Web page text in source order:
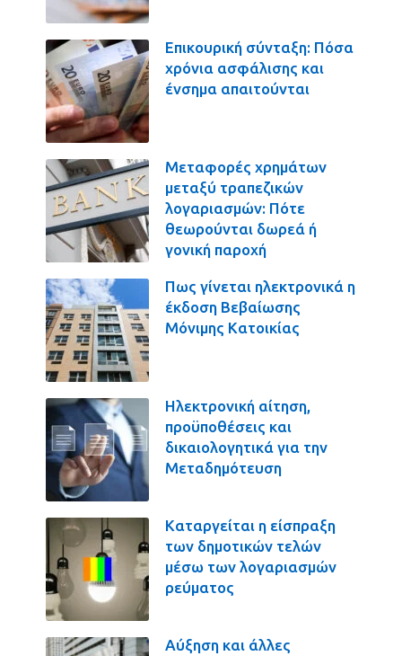
Επικουρική σύνταξη: Πόσα
χρόνια ασφάλισης και
ένσημα απαιτούνται
Μεταφορές χρημάτων
μεταξύ τραπεζικών
λογαριασμών: Πότε
θεωρούνται δωρεά ή
γονική παροχή
Πως γίνεται ηλεκτρονικά η
έκδοση Βεβαίωσης
Μόνιμης Κατοικίας
Ηλεκτρονική αίτηση,
προϋποθέσεις και
δικαιολογητικά για την
Μεταδημότευση
Καταργείται η είσπραξη
των δημοτικών τελών
μέσω των λογαριασμών
ρεύματος
Αύξηση και άλλες